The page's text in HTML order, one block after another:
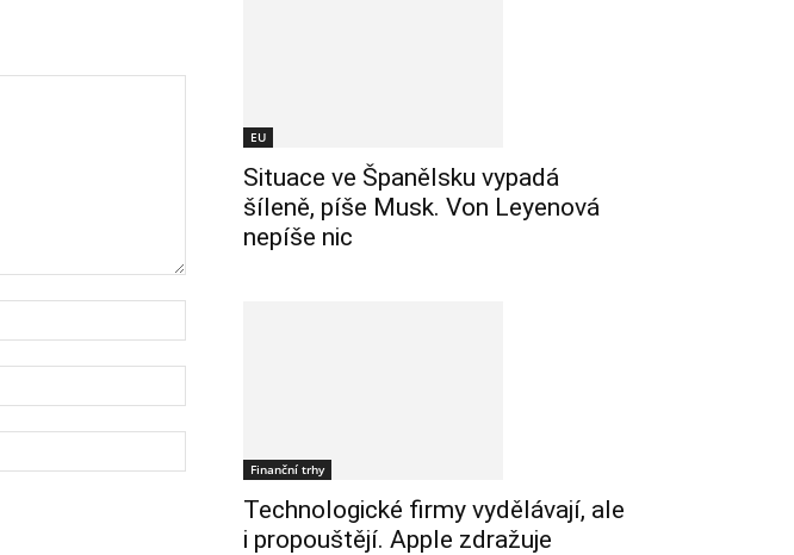
EU
Situace ve Španělsku vypadá
šíleně, píše Musk. Von Leyenová
nepíše nic
Finanční trhy
Technologické firmy vydělávají, ale
i propouštějí. Apple zdražuje